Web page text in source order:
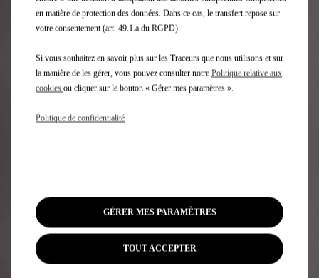
SEND 2 NAV
Planifiez votre itinéraire et envoyez-le en 1 clic au
MyDS, saisissez votre destination et envoyez-là à votre
véhicule.Vous pouvez également utiliser Google Maps,
Apple Plan ou Waze pour partager votre itinéraire.
en matière de protection des données. Dans ce cas, le transfert repose sur
votre consentement (art. 49.1.a du RGPD).
Si vous souhaitez en savoir plus sur les Traceurs que nous utilisons et sur
la manière de les gérer, vous pouvez consulter notre Politique relative aux
cookies ou cliquer sur le bouton « Gérer mes paramètres ».
Politique de confidentialité
GÉRER MES PARAMÈTRES
TOUT ACCEPTER